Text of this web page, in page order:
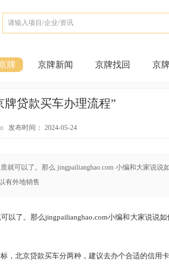
牌 京牌新闻 京牌找回 京
牌贷款买车办理流程”
发布时间： 2024-05-24
就可以了。那么 jingpailianghao.com 小编和大家说说
有外地销售
以了。那么jingpailianghao.com小编和大家说说如
，北京贷款买车分两种，建议去办个合适的信用